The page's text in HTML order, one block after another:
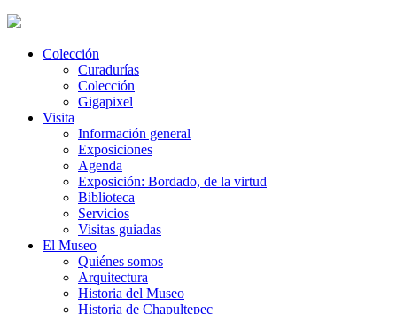
Colección
Curadurías
Colección
Gigapixel
Visita
Información general
Exposiciones
Agenda
Exposición: Bordado, de la virtud
Biblioteca
Servicios
Visitas guiadas
El Museo
Quiénes somos
Arquitectura
Historia del Museo
Historia de Chapultepec